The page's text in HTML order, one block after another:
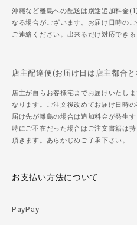
沖縄など離島への配送は別途追加料金
なる場合がございます。お届け日時の
ご連絡ください。出来るだけ対応でき
店主配達便(お届け日は店主都合
店主が自らお客様宅までお届けいたし
なります。ご注文後改めてお届け日時
届け先が離島の場合は追加料金が発生
時にご不在だった場合はご注文書籍は
頂きます。あらかじめご了承下さい。
お支払い方法について
PayPay